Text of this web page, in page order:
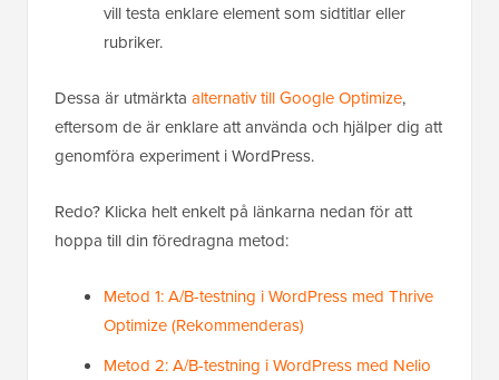
vill testa enklare element som sidtitlar eller
rubriker.
Dessa är utmärkta alternativ till Google Optimize,
eftersom de är enklare att använda och hjälper dig att
genomföra experiment i WordPress.
Redo? Klicka helt enkelt på länkarna nedan för att
hoppa till din föredragna metod:
Metod 1: A/B-testning i WordPress med Thrive
Optimize (Rekommenderas)
Metod 2: A/B-testning i WordPress med Nelio